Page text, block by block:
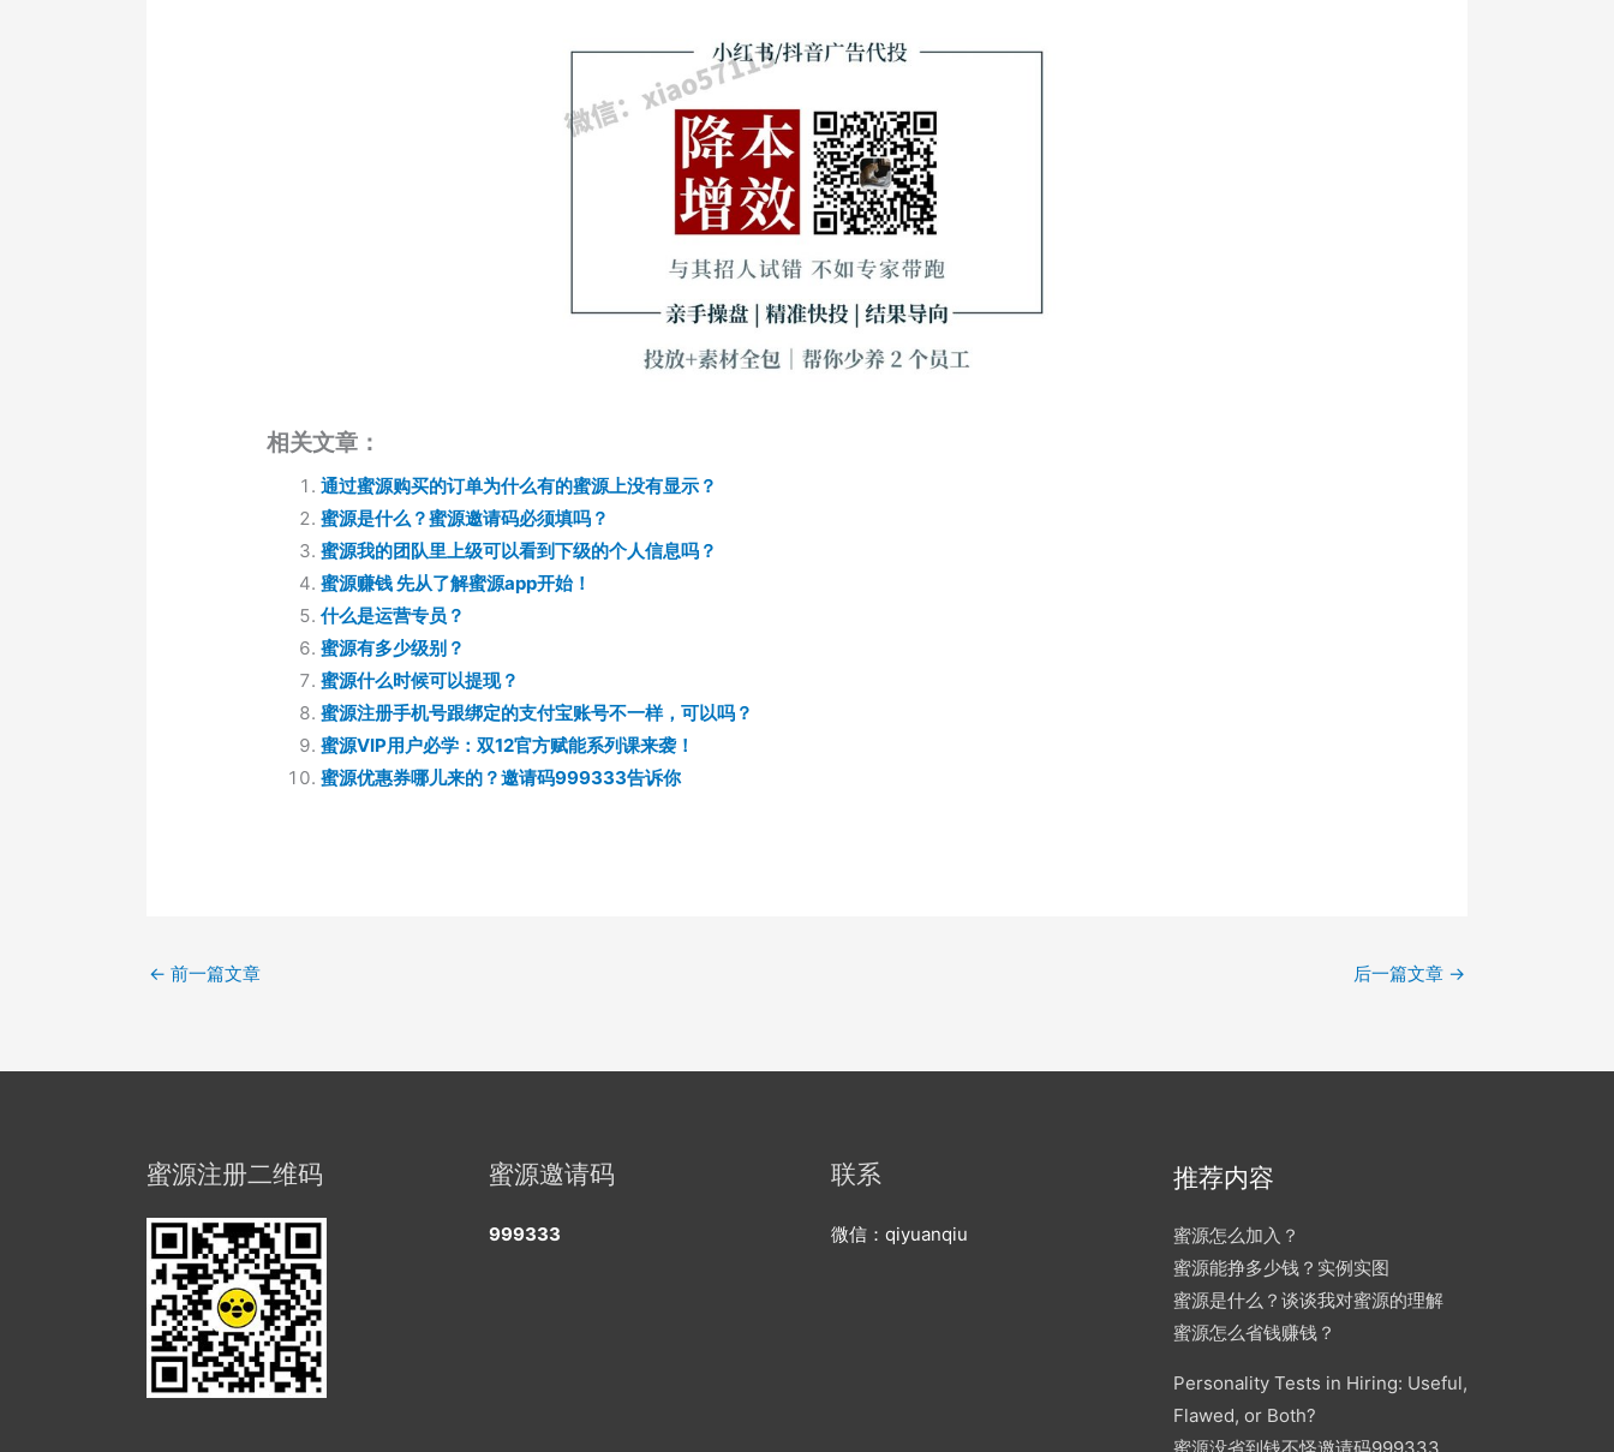
相关文章：
通过蜜源购买的订单为什么有的蜜源上没有显示？
蜜源是什么？蜜源邀请码必须填吗？
蜜源我的团队里上级可以看到下级的个人信息吗？
蜜源赚钱 先从了解蜜源app开始！
什么是运营专员？
蜜源有多少级别？
蜜源什么时候可以提现？
蜜源注册手机号跟绑定的支付宝账号不一样，可以吗？
蜜源VIP用户必学：双12官方赋能系列课来袭！
蜜源优惠券哪儿来的？邀请码999333告诉你
← 前一篇文章 后一篇文章 →
蜜源注册二维码 蜜源邀请码
999333
联系
微信：qiyuanqiu
推荐内容
蜜源怎么加入？
蜜源能挣多少钱？实例实图
蜜源是什么？谈谈我对蜜源的理解
蜜源怎么省钱赚钱？
Personality Tests in Hiring: Useful,
Flawed, or Both?